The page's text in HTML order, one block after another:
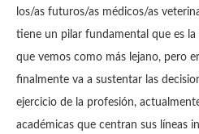
los/as futuros/as médicos/as
tiene un pilar fundamental que es la
que vemos como más lejano, pero
finalmente va a sustentar las
ejercicio de la profesión,
académicas que centran sus líneas